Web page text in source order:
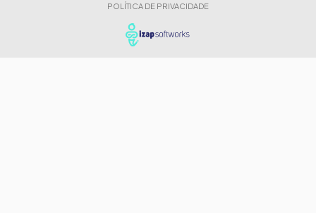
POLÍTICA DE PRIVACIDADE